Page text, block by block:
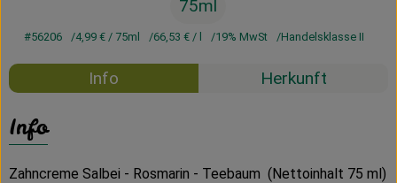
75ml
#56206 4,99 € / 75ml 66,53 € / l 19% MwSt Handelsklasse II
Info Herkunft
Info
Zahncreme Salbei - Rosmarin - Teebaum (Nettoinhalt 75 ml)